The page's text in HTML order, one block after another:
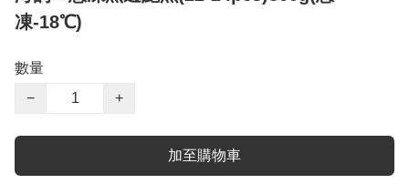
凍-18℃)
數量
−
+
加至購物車